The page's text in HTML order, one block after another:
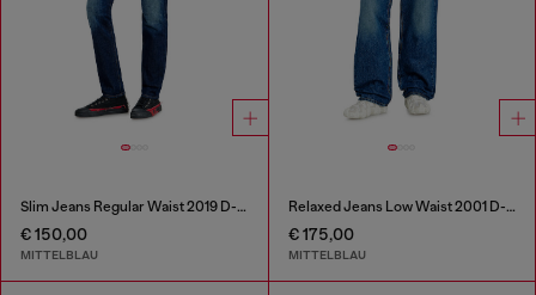
Slim Jeans Regular Waist 2019 D-Strukt
€ 150,00
MITTELBLAU
Relaxed Jeans Low Waist 2001 D-Macro
€ 175,00
MITTELBLAU